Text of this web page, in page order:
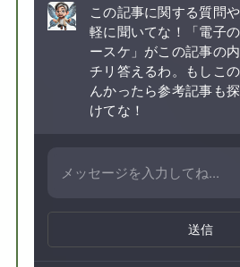
この記事に関する質問
軽に聞いてな！「電子
ースケ」がこの記事の
チリ答えるわ。もしこ
んかったら参考記事も
けてな！
送信